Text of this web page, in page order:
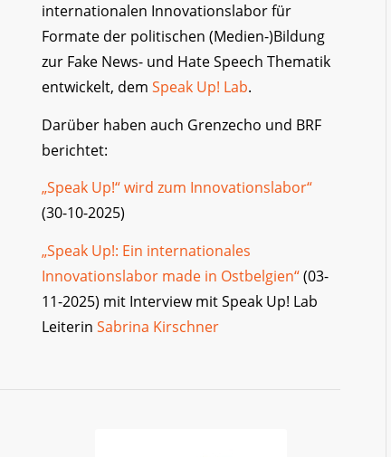
internationalen Innovationslabor für
Formate der politischen (Medien-)Bildung
zur Fake News- und Hate Speech Thematik
entwickelt, dem Speak Up! Lab.
Darüber haben auch Grenzecho und BRF
berichtet:
„Speak Up!“ wird zum Innovationslabor“
(30-10-2025)
„Speak Up!: Ein internationales
Innovationslabor made in Ostbelgien“(03-
11-2025) mit Interview mit Speak Up! Lab
Leiterin Sabrina Kirschner